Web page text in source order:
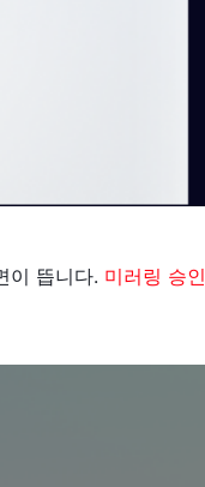
이 뜹니다. 미러링 승인